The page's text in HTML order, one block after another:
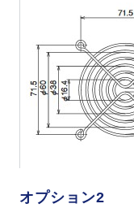
オプション2